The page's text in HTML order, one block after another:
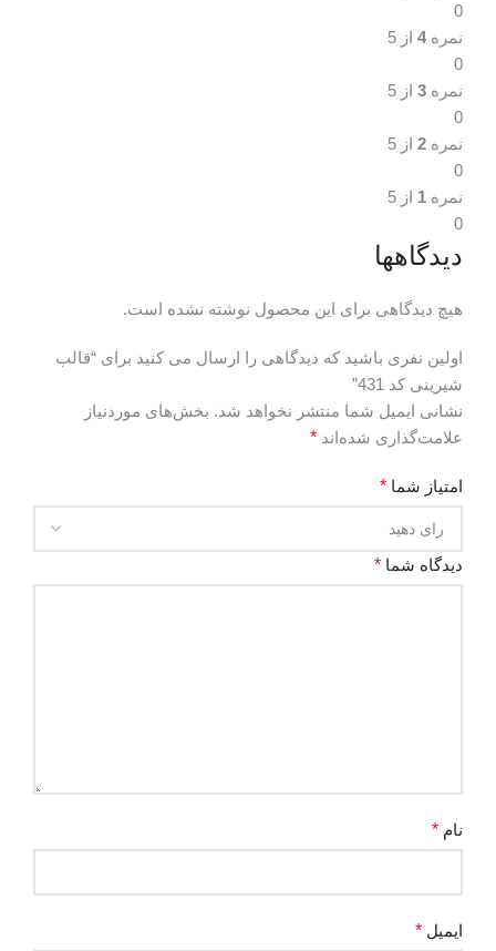
0
نمره4 از 5
0
نمره 3 از 5
0
نمره 2 از 5
0
نمره 1 از 5
0
دیدگاهها
هیچ دیدگاهی برای این محصول نوشته نشده است.
اولین نفری باشید که دیدگاهی را ارسال می کنید برای “قالب
شیرینی کد 431”
نشانی ایمیل شما منتشر نخواهد شد. بخش‌های موردنیاز
علامت‌گذاری شده‌اند *
امتیاز شما *
دیدگاه شما *
نام *
ایمیل *